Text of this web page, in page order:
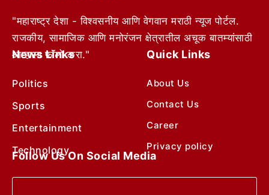
"महाराष्ट्र देशा - विश्वसनीय आणि वेगवान मराठी न्यूज पोर्टल.
राजकीय, सामाजिक आणि मनोरंजन क्षेत्रातील अचूक बातम्यांसाठी
आम्हाला फॉलो करा."
News Links
Politics
Sports
Entertainment
Technology
Quick Links
About Us
Contact Us
Career
Privacy policy
Follow Us On Social Media